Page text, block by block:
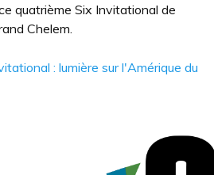
quatrième Six Invitational de
Chelem.
: lumière sur l'Amérique du